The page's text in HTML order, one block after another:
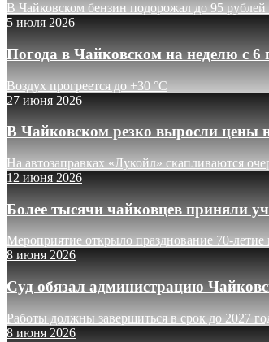
В Чайковском бензин подорожал до 95 рублей
5 июля 2026
Погода в Чайковском на неделю с 6
Воздух прогреется до +30 °C
27 июня 2026
В Чайковском резко выросли цены
На автозаправках «Лукойл» скапливаются
12 июня 2026
Более тысячи чайковцев приняли
Мероприятие открыло празднование 70-летие
8 июня 2026
Суд обязал администрацию
Работы должны завершиться в срок до 2027
8 июня 2026